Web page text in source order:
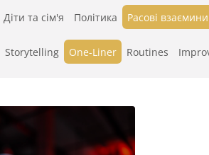
Діти та сім'я Політика Расові взаємини
Storytelling One-Liner Routines